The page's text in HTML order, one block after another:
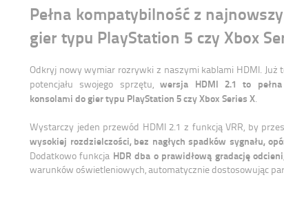
Pełna kompatybilność z
gier typu PlayStation 5 czy Xbox
Odkryj nowy wymiar rozrywki z naszymi kablami HDMI. Już
potencjału swojego sprzętu,wersja HDMI 2.1 to
konsolami do gier typu PlayStation 5 czy Xbox Series X.
Wystarczy jeden przewód HDMI 2.1 z funkcją VRR, by
wysokiej rozdzielczości, bez nagłych spadków sygnału,
Dodatkowo funkcja HDR dba o prawidłową gradację odcieni
warunków oświetleniowych, automatycznie dostosowując